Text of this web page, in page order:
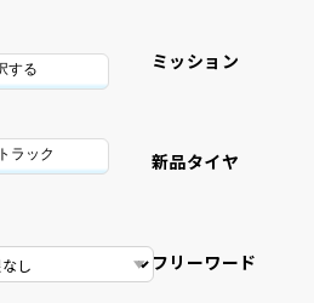
する
ラック
ミッション
新品タイヤ
フリーワード